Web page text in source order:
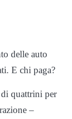
delle auto
E chi paga?
quattrini per
–